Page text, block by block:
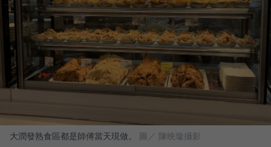
大潤發熟食區都是師傅當天現做。 圖／ 陳映璇攝影